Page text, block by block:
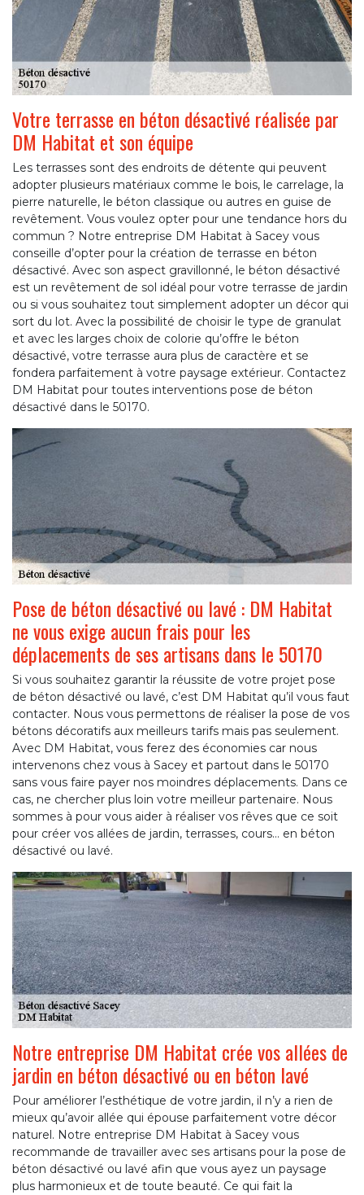
Votre terrasse en béton désactivé réalisée par
DM Habitat et son équipe
Les terrasses sont des endroits de détente qui peuvent
adopter plusieurs matériaux comme le bois, le carrelage, la
pierre naturelle, le béton classique ou autres en guise de
revêtement. Vous voulez opter pour une tendance hors du
commun ? Notre entreprise DM Habitat à Sacey vous
conseille d’opter pour la création de terrasse en béton
désactivé. Avec son aspect gravillonné, le béton désactivé
est un revêtement de sol idéal pour votre terrasse de jardin
ou si vous souhaitez tout simplement adopter un décor qui
sort du lot. Avec la possibilité de choisir le type de granulat
et avec les larges choix de colorie qu’offre le béton
désactivé, votre terrasse aura plus de caractère et se
fondera parfaitement à votre paysage extérieur. Contactez
DM Habitat pour toutes interventions pose de béton
désactivé dans le 50170.
Pose de béton désactivé ou lavé : DM Habitat
ne vous exige aucun frais pour les
déplacements de ses artisans dans le 50170
Si vous souhaitez garantir la réussite de votre projet pose
de béton désactivé ou lavé, c’est DM Habitat qu’il vous faut
contacter. Nous vous permettons de réaliser la pose de vos
bétons décoratifs aux meilleurs tarifs mais pas seulement.
Avec DM Habitat, vous ferez des économies car nous
intervenons chez vous à Sacey et partout dans le 50170
sans vous faire payer nos moindres déplacements. Dans ce
cas, ne chercher plus loin votre meilleur partenaire. Nous
sommes à pour vous aider à réaliser vos rêves que ce soit
pour créer vos allées de jardin, terrasses, cours… en béton
désactivé ou lavé.
Notre entreprise DM Habitat crée vos allées de
jardin en béton désactivé ou en béton lavé
Pour améliorer l’esthétique de votre jardin, il n’y a rien de
mieux qu’avoir allée qui épouse parfaitement votre décor
naturel. Notre entreprise DM Habitat à Sacey vous
recommande de travailler avec ses artisans pour la pose de
béton désactivé ou lavé afin que vous ayez un paysage
plus harmonieux et de toute beauté. Ce qui fait la